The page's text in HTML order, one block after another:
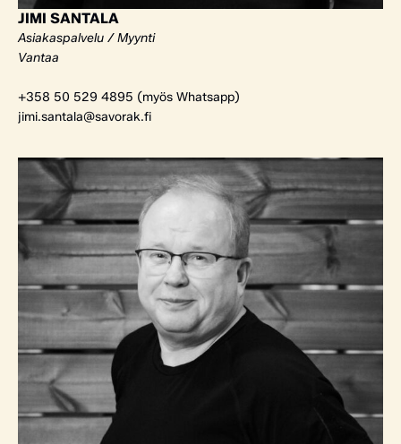
JIMI SANTALA
Asiakaspalvelu / Myynti
Vantaa
+358 50 529 4895 (myös Whatsapp)
jimi.santala@savorak.fi